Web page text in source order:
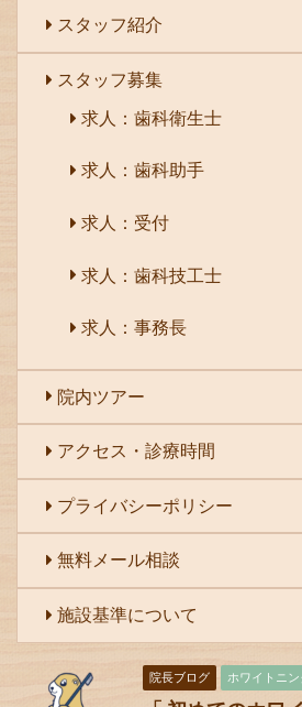
スタッフ紹介
スタッフ募集
求人：歯科衛生士
求人：歯科助手
求人：受付
求人：歯科技工士
求人：事務長
院内ツアー
アクセス・診療時間
プライバシーポリシー
無料メール相談
施設基準について
院長ブログ ホワイトニ